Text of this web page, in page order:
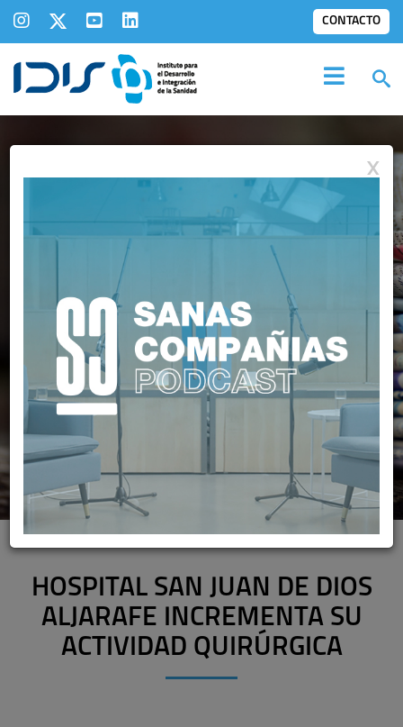
CONTACTO
IDIS EN LOSMEDIOS
HOSPITAL SAN JUAN DE DIOS
ALJARAFE INCREMENTA SU
ACTIVIDAD QUIRÚRGICA
X